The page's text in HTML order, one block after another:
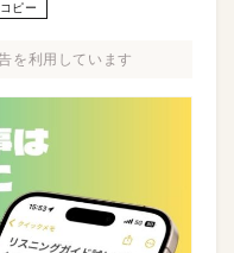
ピー
を利用しています